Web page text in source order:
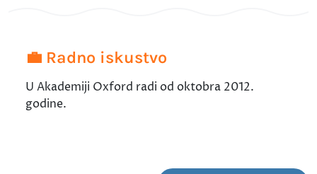
💼 Radno iskustvo
U Akademiji Oxford radi od oktobra 2012.
godine.